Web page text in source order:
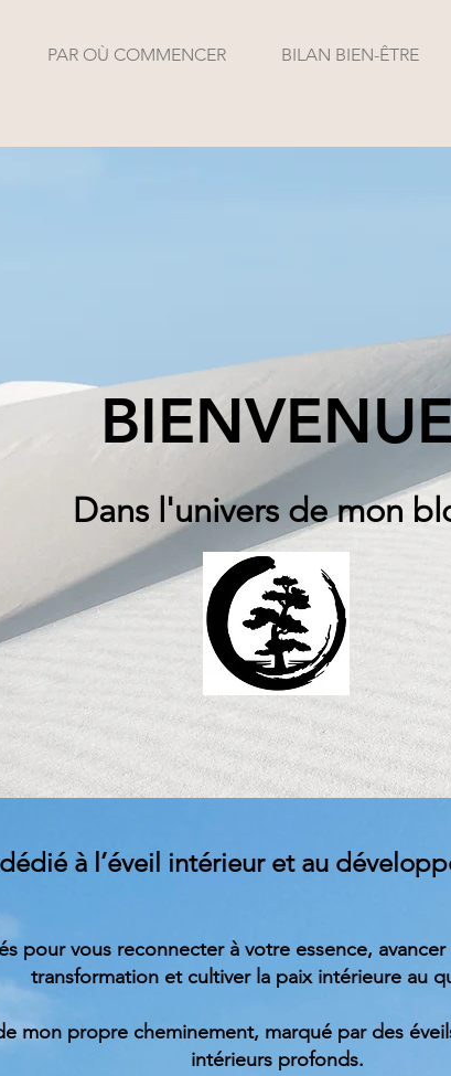
PAR OÙ COMMENCER BILAN BIEN-ÊTRE
BIENVENUE
Dans l'univers de mon
à l’éveil intérieur et au
pour vous reconnecter à votre essence,
transformation et cultiver la paix intérieure au
mon propre cheminement, marqué par des
intérieurs profonds.